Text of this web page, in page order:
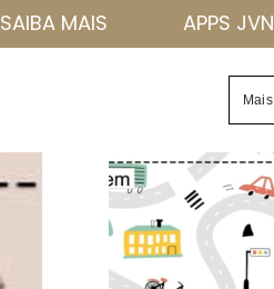
SAIBA MAIS APPS JVN